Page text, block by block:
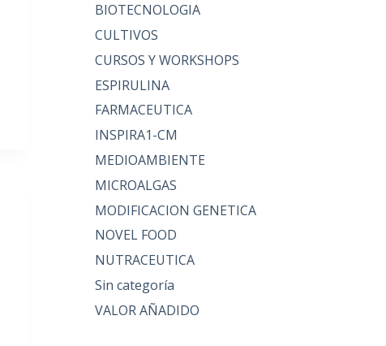
BIOTECNOLOGIA
CULTIVOS
CURSOS Y WORKSHOPS
ESPIRULINA
FARMACEUTICA
INSPIRA1-CM
MEDIOAMBIENTE
MICROALGAS
MODIFICACION GENETICA
NOVEL FOOD
NUTRACEUTICA
Sin categoría
VALOR AÑADIDO